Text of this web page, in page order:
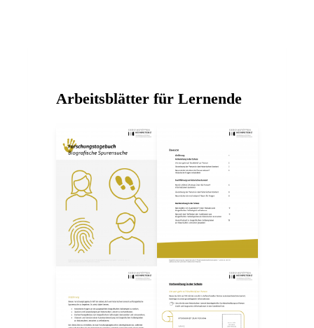
Arbeitsblätter für Lernende